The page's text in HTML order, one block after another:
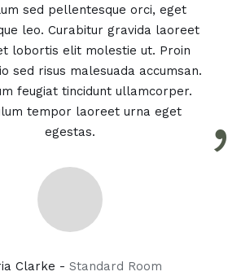
sed pellentesque orci, eget
leo. Curabitur gravida laoreet
lobortis elit molestie ut. Proin
sed risus malesuada accumsan.
feugiat tincidunt ullamcorper.
tempor laoreet urna eget
egestas.
Clarke - Standard Room